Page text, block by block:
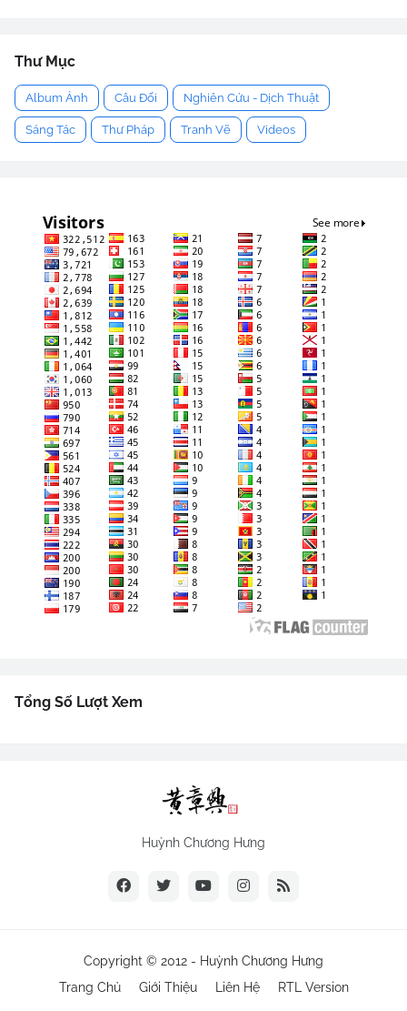
Thư Mục
Album Ảnh Câu Đối Nghiên Cứu - Dịch Thuật
Sáng Tác Thư Pháp Tranh Vẽ Videos
Tổng Số Lượt Xem
Huỳnh Chương Hưng
Copyright © 2012 - Huỳnh Chương Hưng
Trang Chủ
Giới Thiệu Liên Hệ RTL Version